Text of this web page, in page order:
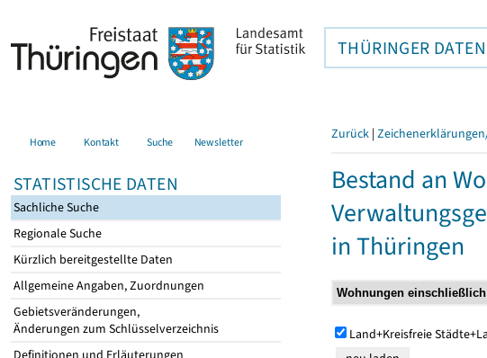
THÜRINGER DATEN
Home Kontakt Suche Newsletter
STATISTISCHE DATEN
Sachliche Suche
Regionale Suche
Kürzlich bereitgestellte Daten
Allgemeine Angaben, Zuordnungen
Gebietsveränderungen,
Änderungen zum Schlüsselverzeichnis
Zurück |
Bestand an
in Thüringen
Land+Kreisfreie